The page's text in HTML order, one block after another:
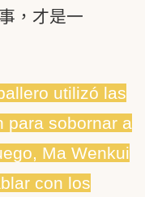
，才是一
utilizó las
para sobornar a
Ma Wenkui
con los